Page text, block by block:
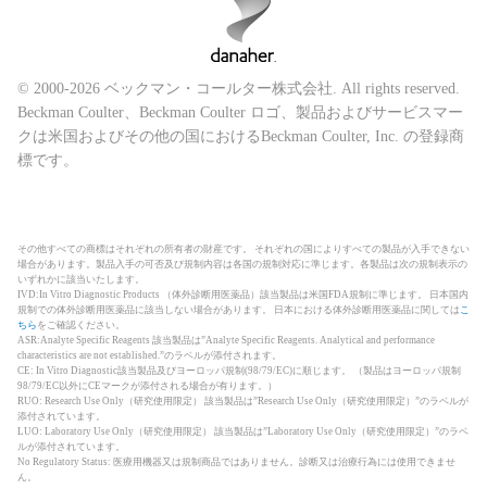
© 2000-2026 ベックマン・コールター株式会社. All rights reserved.
Beckman Coulter、Beckman Coulter ロゴ、製品およびサービスマー
クは米国およびその他の国におけるBeckman Coulter, Inc. の登録商
標です。
その他すべての商標はそれぞれの所有者の財産です。 それぞれの国によりすべての製品が入手できない
場合があります。製品入手の可否及び規制内容は各国の規制対応に準じます。各製品は次の規制表示の
いずれかに該当いたします。
IVD:In Vitro Diagnostic Products （体外診断用医薬品）該当製品は米国FDA規制に準じます。 日本国内
規制での体外診断用医薬品に該当しない場合があります。 日本における体外診断用医薬品に関しては こ
ちら をご確認ください。
ASR:Analyte Specific Reagents 該当製品は”Analyte Specific Reagents. Analytical and performance
characteristics are not established.”のラベルが添付されます。
CE: In Vitro Diagnostic該当製品及びヨーロッパ規制(98/79/EC)に順じます。 （製品はヨーロッパ規制
98/79/EC以外にCEマークが添付される場合が有ります。）
RUO: Research Use Only（研究使用限定） 該当製品は”Research Use Only（研究使用限定）”のラベルが
添付されています。
LUO: Laboratory Use Only（研究使用限定） 該当製品は”Laboratory Use Only（研究使用限定）”のラベ
ルが添付されています。
No Regulatory Status: 医療用機器又は規制商品ではありません。診断又は治療行為には使用できませ
ん。